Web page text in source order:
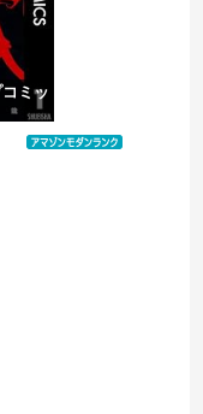
ミッ
：¥100